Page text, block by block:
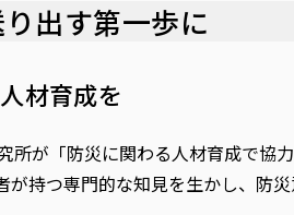
出す第一歩に
材育成を
が「防災に関わる人材育成で協
持つ専門的な知見を生かし、防